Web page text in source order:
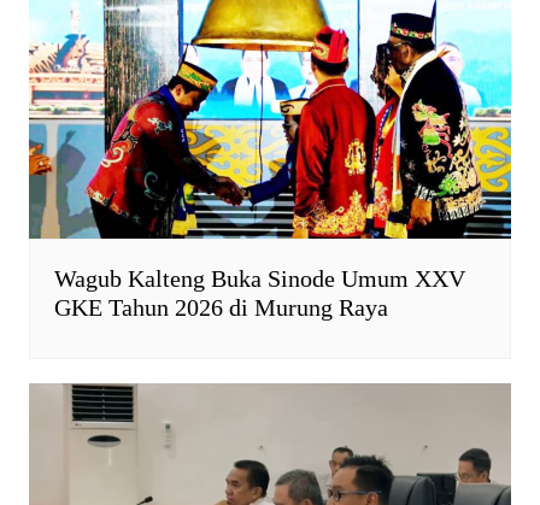
n
d
l
y
Wagub Kalteng Buka Sinode Umum XXV
GKE Tahun 2026 di Murung Raya